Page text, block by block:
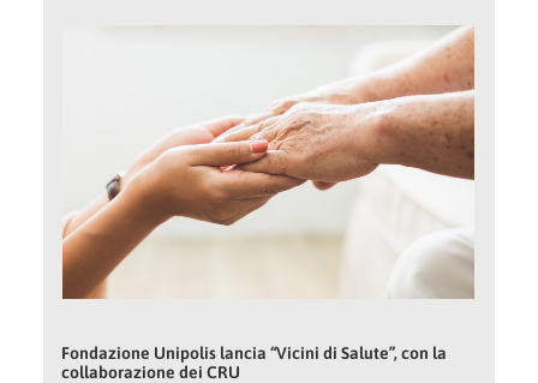
Fondazione Unipolis lancia “Vicini di Salute”, con la
collaborazione dei CRU